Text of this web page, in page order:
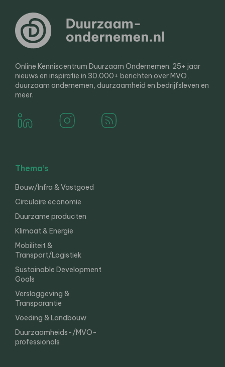
Online Kenniscentrum Duurzaam Ondernemen. 25+ jaar
nieuws en inspiratie in 30.000+ berichten over MVO,
duurzaam ondernemen, duurzaamheid en bedrijfsleven en
meer.
Thema’s
Bouw/Infra & Vastgoed
Circulaire economie
Duurzame producten
Klimaat & Energie
Mobiliteit &
Transport/Logistiek
Sustainable Development
Goals
Verslaggeving &
Transparantie
Voeding & Landbouw
Duurzaamheids-/MVO-
professionals